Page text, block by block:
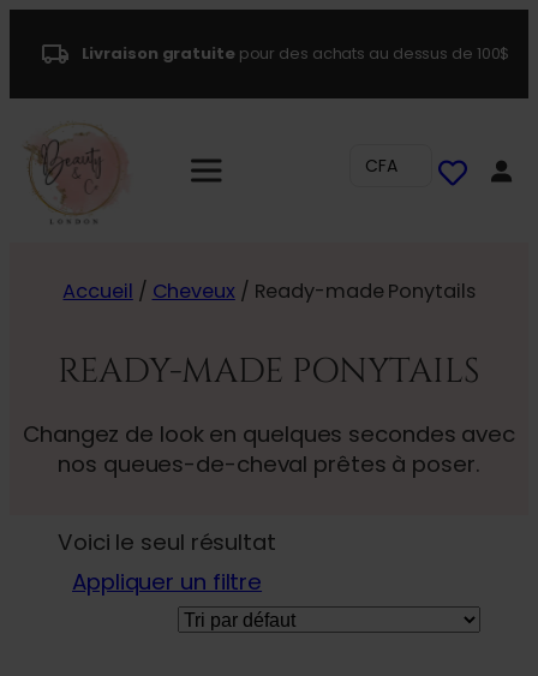
Livraison gratuitepour des achats au dessus de 100$
CFA
Accueil / Cheveux / Ready-made Ponytails
READY-MADE PONYTAILS
Changez de look en quelques secondes avec
nos queues-de-cheval prêtes à poser.
Voici le seul résultat
Appliquer un filtre